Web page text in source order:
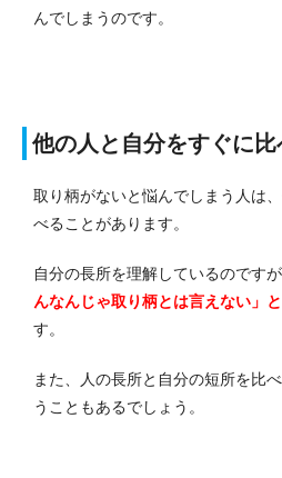
んでしまうのです。
他の人と自分をすぐに比
取り柄がないと悩んでしまう人は
べることがあります。
自分の長所を理解しているのですが
んなんじゃ取り柄とは言えない」
す。
また、人の長所と自分の短所を比
うこともあるでしょう。